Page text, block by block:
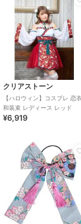
クリアストーン
【ハロウィン】コスプレ 恋衣
和装束 レディース レッド
¥6,919